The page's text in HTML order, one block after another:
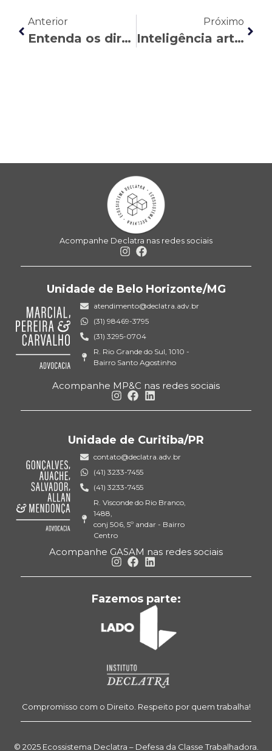
Anterior
Entenda os direitos do cargo de confiança bancário
Próximo
Inteligência artificial e substituição de postos: isso já afeta seus direitos?
Acompanhe Declatra nas redes sociais
Unidade de Belo Horizonte/MG
atendimento@declatra.adv.br
(31) 98469-3795
(31) 3295-0704
R. Rio Grande do Sul, 1010 -
Bairro Santo Agostinho
Acompanhe MP&C nas redes sociais
Unidade de Curitiba/PR
contato@declatra.adv.br
(41) 3233-7455
(41) 3233-7455
R. Visconde do Rio Branco,
1488,
conj 506, 5º andar - Bairro
Centro
Acompanhe GASAM nas redes sociais
Fazemos parte:
Compromisso com o Direito. Respeito por quem trabalha!
© 2025 Ecossistema Declatra – Defesa da Classe Trabalhadora.